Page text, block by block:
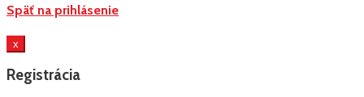
Späť na prihlásenie
x
Registrácia